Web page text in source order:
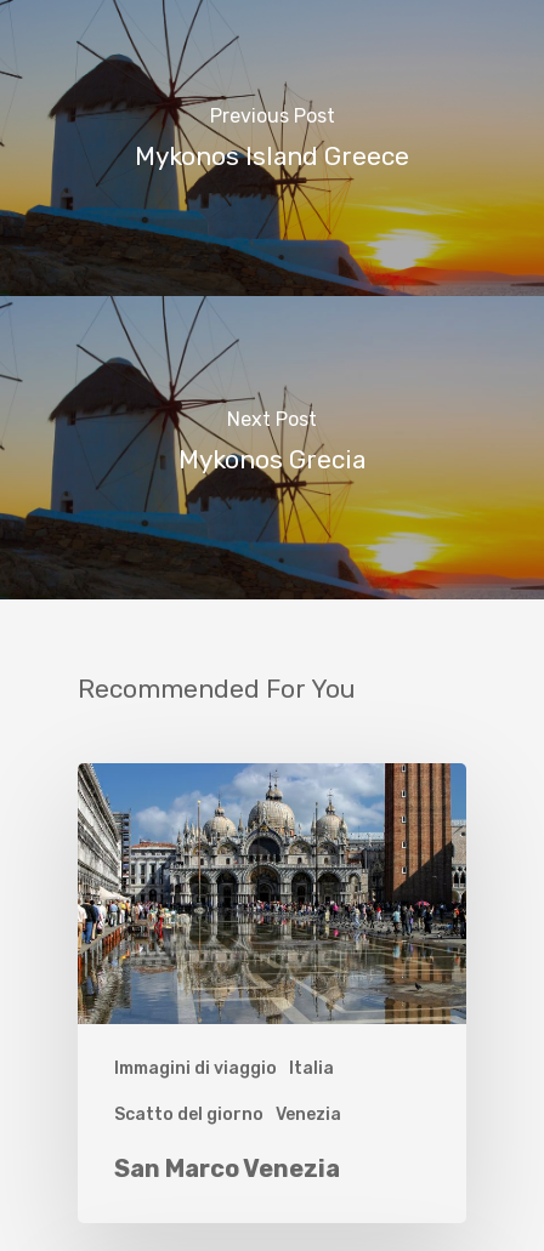
Previous Post
Mykonos Island Greece
Next Post
Mykonos Grecia
Recommended For You
Immagini di viaggio Italia
Scatto del giorno Venezia
San Marco Venezia